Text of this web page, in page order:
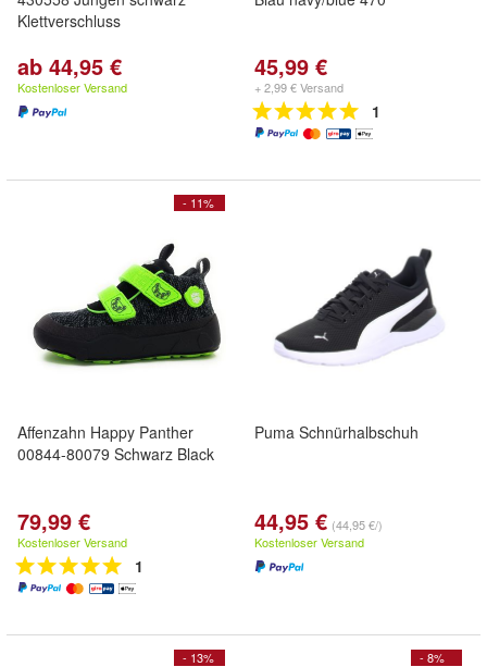
Klettverschluss
ab 44,95 €
Kostenloser Versand
45,99 €
+ 2,99 € Versand
1
- 11%
Affenzahn Happy Panther
00844-80079 Schwarz Black
79,99 €
Kostenloser Versand
1
Puma Schnürhalbschuh
44,95 € (44,95 €/)
Kostenloser Versand
- 13% - 8%